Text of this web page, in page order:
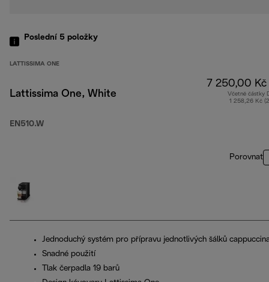
Poslední 5 položky
LATTISSIMA ONE
Lattissima One, White
EN510.W
7 250,00 Kč
Včetně částky
1 258,26 Kč
Porovnat
Jednoduchý systém pro přípravu jednotlivých šálků
Snadné použití
Tlak čerpadla 19 barů